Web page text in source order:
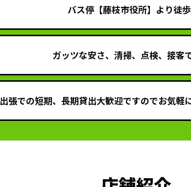
バス停【藤枝市役所】より徒
ガッツな安さ、清掃、点検、接客
出張での短期、長期貸出大歓迎ですのでお気軽